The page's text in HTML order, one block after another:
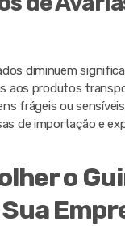
diminuem
aos produtos
frágeis ou
de importação e
o